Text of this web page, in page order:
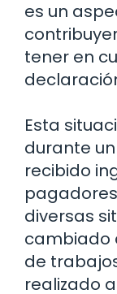
es un
tener en
Esta
durante
recibido
diversas
cambiado
de
realizado